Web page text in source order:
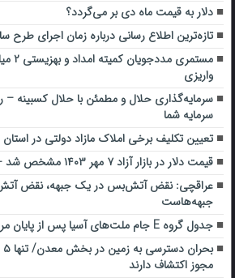
دلار به قیمت ماه دی بر می‌گردد؟
تازه‌ترین اطلاع رسانی درباره زمان اجرای طرح
مستمری
واریزی
سرمایه‌گذاری حلال و مطمئن با حلال کسبینه –
سرمایه شما
تعیین تکلیف برخی املاک مازاد دولتی در استان
قیمت دلار در بازار آزاد ۷ مهر ۱۴۰۳ مشخص شد + جدول
عراقچی: نقض آتش‌بس در یک جبهه، نقض
جبهه‌هاست
جدول گروه E جام ملت‌های آسیا پس از پایان مرحله گروهی
مجوز اکتشاف دارند